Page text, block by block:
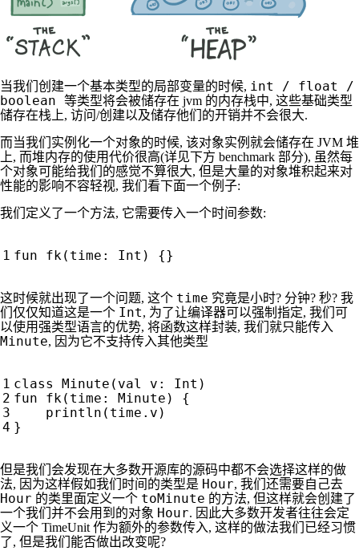
当我们创建一个基本类型的局部变量的时候, int / float /
boolean 等类型将会被储存在 jvm 的内存栈中, 这些基础类型
储存在栈上, 访问/创建以及储存他们的开销并不会很大.
而当我们实例化一个对象的时候, 该对象实例就会储存在 JVM 堆
上, 而堆内存的使用代价很高(详见下方 benchmark 部分), 虽然每
个对象可能给我们的感觉不算很大, 但是大量的对象堆积起来对
性能的影响不容轻视, 我们看下面一个例子:
我们定义了一个方法, 它需要传入一个时间参数:
fun fk( time : Int ) {}
这时候就出现了一个问题, 这个 time 究竟是小时? 分钟? 秒? 我
们仅仅知道这是一个 Int, 为了让编译器可以强制指定, 我们可
以使用强类型语言的优势, 将函数这样封装, 我们就只能传入
Minute, 因为它不支持传入其他类型
class Minute ( val v : Int )
fun
fk( time : Minute )
{
println ( time . v )
}
但是我们会发现在大多数开源库的源码中都不会选择这样的做
法, 因为这样假如我们时间的类型是 Hour, 我们还需要自己去
Hour 的类里面定义一个 toMinute 的方法, 但这样就会创建了
一个我们并不会用到的对象 Hour. 因此大多数开发者往往会定
义一个 TimeUnit 作为额外的参数传入, 这样的做法我们已经习惯
了, 但是我们能否做出改变呢?